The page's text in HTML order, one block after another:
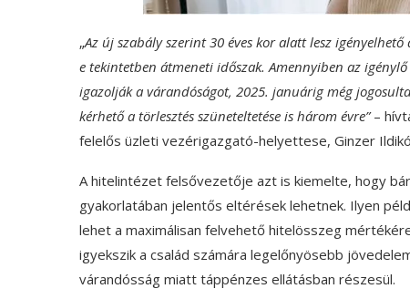
„Az új szabály szerint 30 éves kor alatt lesz
e tekintetben átmeneti időszak. Amennyiben az
igazolják a várandóságot, 2025. januárig még
kérhető a törlesztés szüneteltetése is három évre”–
felelős üzleti vezérigazgató-helyettese, Ginzer
A hitelintézet felsővezetője azt is kiemelte, hogy
gyakorlatában jelentős eltérések lehetnek. Ilyen
lehet a maximálisan felvehető hitelösszeg
igyekszik a család számára legelőnyösebb
várandósság miatt táppénzes ellátásban részesül.